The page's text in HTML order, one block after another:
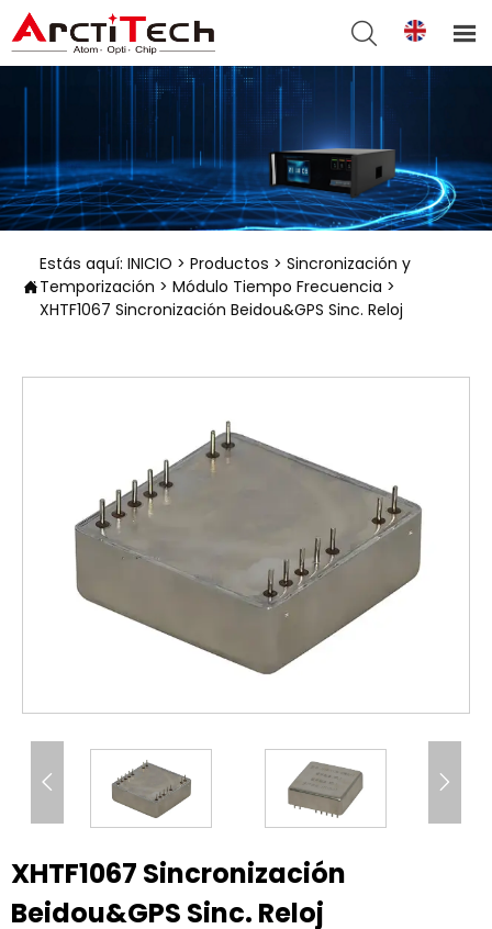
 

Estás aquí: INICIO > Productos > Sincronización y
Temporización > Módulo Tiempo Frecuencia >
XHTF1067 Sincronización Beidou&GPS Sinc. Reloj
 
XHTF1067 Sincronización
Beidou&GPS Sinc. Reloj